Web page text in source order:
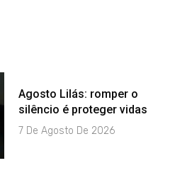
Agosto Lilás: romper o
silêncio é proteger vidas
7 De Agosto De 2026